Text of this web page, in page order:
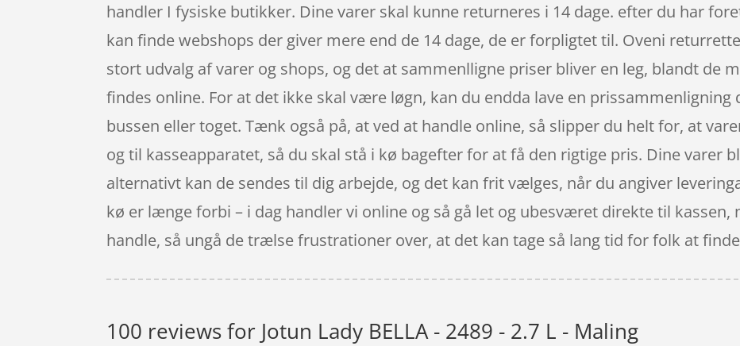
handler I fysiske butikker. Dine varer skal kunne returneres i 14 dage. efter du har
kan finde webshops der giver mere end de 14 dage, de er forpligtet til. Oveni
stort udvalg af varer og shops, og det at sammenlligne priser bliver en leg, blandt de
findes online. For at det ikke skal være løgn, kan du endda lave en
bussen eller toget. Tænk også på, at ved at handle online, så slipper du helt for, at
og til kasseapparatet, så du skal stå i kø bagefter for at få den rigtige pris. Dine varer
alternativt kan de sendes til dig arbejde, og det kan frit vælges, når du angiver
kø er længe forbi – i dag handler vi online og så gå let og ubesværet direkte til
handle, så ungå de trælse frustrationer over, at det kan tage så lang tid for folk at
100 reviews for Jotun Lady BELLA - 2489 - 2.7 L - Maling